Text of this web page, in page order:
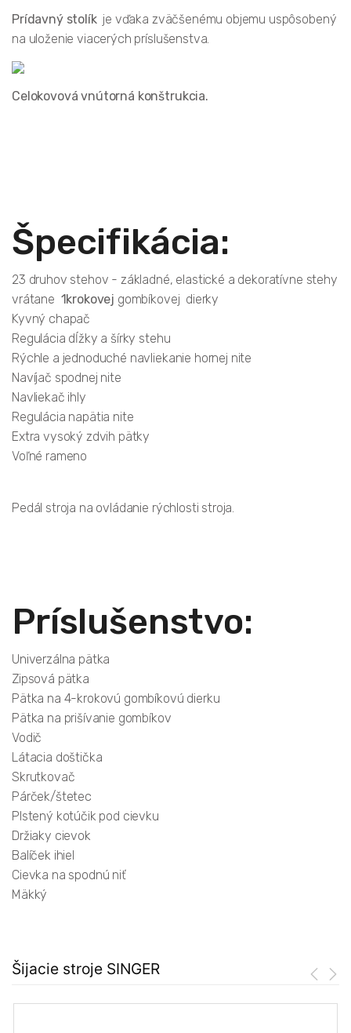
Prídavný stolíkje vďaka zväčšenému objemu uspôsobený
na uloženie viacerých príslušenstva.
Celokovová vnútorná konštrukcia.
Špecifikácia:
23 druhov stehov - základné, elastické a dekoratívne stehy
vrátane 1krokovej gombíkovej dierky
Kyvný chapač
Regulácia dĺžky a šírky stehu
Rýchle a jednoduché navliekanie hornej nite
Navíjač spodnej nite
Navliekač ihly
Regulácia napätia nite
Extra vysoký zdvih pätky
Voľné rameno
Pedál stroja na ovládanie rýchlosti stroja.
Príslušenstvo:
Univerzálna pätka
Zipsová pätka
Pätka na 4-krokovú gombíkovú dierku
Pätka na prišívanie gombíkov
Vodič
Látacia doštička
Skrutkovač
Párček/štetec
Plstený kotúčik pod cievku
Držiaky cievok
Balíček ihiel
Cievka na spodnú niť
Mäkký
Šijacie stroje SINGER